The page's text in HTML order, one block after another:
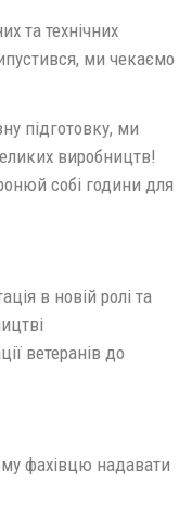
та технічних
ми чекаємо
підготовку, ми
виробництв!
собі години для
в новій ролі та
ветеранів до
фахівцю надавати